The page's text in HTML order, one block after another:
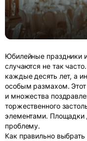
Юбилейные праздники
случаются не так
каждые десять лет, а
особым размахом.
и множества
торжественного
элементами. Площадки
проблему.
Как правильно выбрать